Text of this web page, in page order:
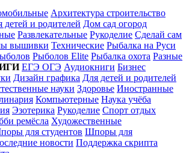
Архитектура строительство
детей и родителей Дом сад огород
Развлекательные Рукоделие Сделай сам
вышивки Технические Рыбалка на Руси
Рыболов Elite Рыбалка охота Разные
ЕГЭ ОГЭ Аудиокниги Бизнес
Дизайн графика Для детей и родителей
науки Здоровье Иностранные
Компьютерные Наука учёба
Эзотерика Рукоделие Спорт отдых
ремёсла Художественные
для студентов Шпоры для
новости Поддержка скрипта